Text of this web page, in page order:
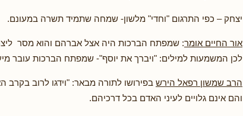
יצחק – כפי התרגום "וחדי" מלשון- שמחה שתמיד תשרה במעונם.
אור החיים אומר: שמפתח הברכות היה אצל אברהם והוא מסר
לכן המשמעות למילים: "ויברך את יוסף"- שמפתח הברכות עובר
הרב שמשון רפאל הירש בפירושו לתורה מבאר: "וידגו לרוב
והם אינם גלויים לעיני האדם בכל דרכיהם.